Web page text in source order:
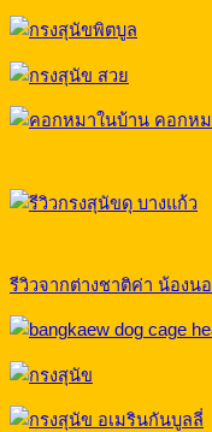
รีวิวจากต่างชาติค่า น้องน